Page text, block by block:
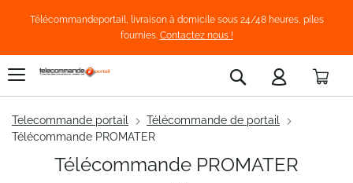
Télécommandeportail, livraison à domicile sous 24/48 heures, piles
fournies. Contactez nous !
Rechercher
Telecommande portail
Télécommande de portail
Télécommande PROMATER
Télécommande PROMATER